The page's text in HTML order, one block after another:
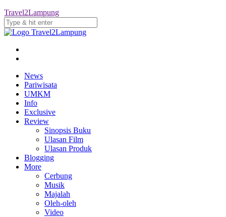
Travel2Lampung
News
Pariwisata
UMKM
Info
Exclusive
Review
Sinopsis Buku
Ulasan Film
Ulasan Produk
Blogging
More
Cerbung
Musik
Majalah
Oleh-oleh
Video